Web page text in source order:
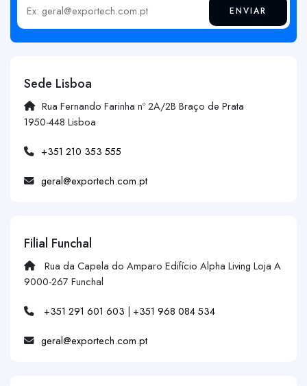
Insira o seu email ENVIAR
Sede Lisboa
Rua Fernando Farinha nº 2A/2B Braço de Prata
1950-448 Lisboa
+351 210 353 555
geral@exportech.com.pt
Filial Funchal
Rua da Capela do Amparo Edifício Alpha Living Loja A
9000-267 Funchal
+351 291 601 603 | +351 968 084 534
geral@exportech.com.pt